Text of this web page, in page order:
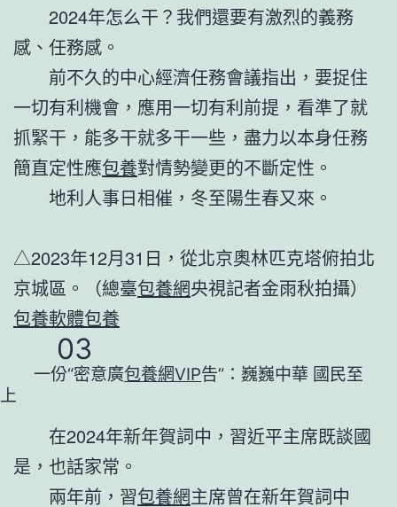
2024年怎么干？我們還要有激烈的義務
感、任務感。
前不久的中心經濟任務會議指出，要捉住
一切有利機會，應用一切有利前提，看準了就
抓緊干，能多干就多干一些，盡力以本身任務
簡直定性應包養對情勢變更的不斷定性。
地利人事日相催，冬至陽生春又來。
△2023年12月31日，從北京奧林匹克塔俯拍北
京城區。（總臺包養網央視記者金雨秋拍攝）
包養軟體包養
03
一份“密意廣包養網VIP告”：巍巍中華 國民至
上
在2024年新年賀詞中，習近平主席既談國
是，也話家常。
兩年前，習包養網主席曾在新年賀詞中